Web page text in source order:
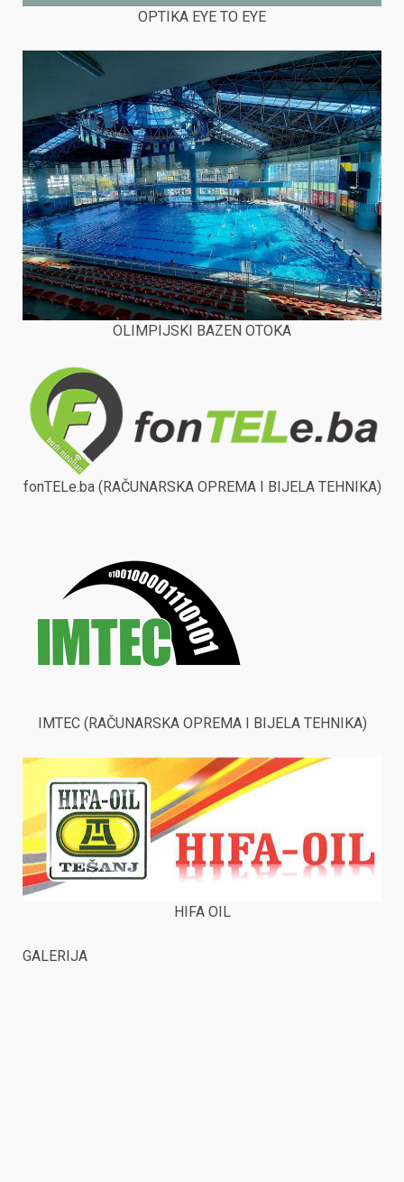
OPTIKA EYE TO EYE
OLIMPIJSKI BAZEN OTOKA
fonTELe.ba (RAČUNARSKA OPREMA I BIJELA TEHNIKA)
IMTEC (RAČUNARSKA OPREMA I BIJELA TEHNIKA)
HIFA OIL
GALERIJA